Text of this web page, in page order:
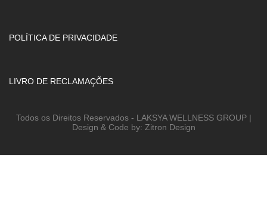
POLÍTICA DE PRIVACIDADE
LIVRO DE RECLAMAÇÕES
Todos os Direitos Reservados - LAKSYA WELLNESS GROUP |
Design & Code by: Zitron Design